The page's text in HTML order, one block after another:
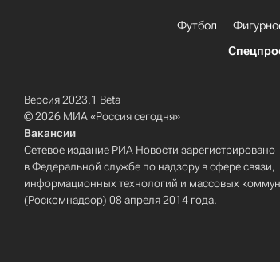
Футбол
Версия 2023.1 Beta
© 2026 МИА «Россия сегодня»
Вакансии
Сетевое издание РИА Новости зарегистрировано
в Федеральной службе по надзору в сфере связи,
информационных технологий и массовых
(Роскомнадзор) 08 апреля 2014 года.